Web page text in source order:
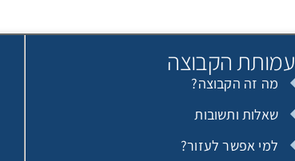
עמותת הקבוצה
מה זה הקבוצה?
שאלות ותשובות
למי אפשר לעזור?